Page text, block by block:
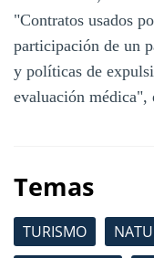
"Contratos usados
participación de un
y políticas de
evaluación médica",
Temas
TURISMO